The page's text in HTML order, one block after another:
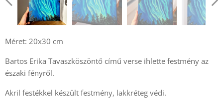
Méret: 20x30 cm
Bartos Erika Tavaszköszöntő című verse ihlette festmény az
északi fényről.
Akril festékkel készült festmény, lakkréteg védi.